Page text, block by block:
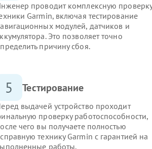
проводит комплексную
Garmin, включая тестирование
модулей, датчиков и
Это позволяет точно
причину сбоя.
5 Тестирование
выдачей устройство проходит
проверку работоспособности,
чего вы получаете полностью
технику Garmin с гарантией на
работы.